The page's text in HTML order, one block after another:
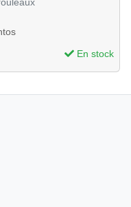
En stock